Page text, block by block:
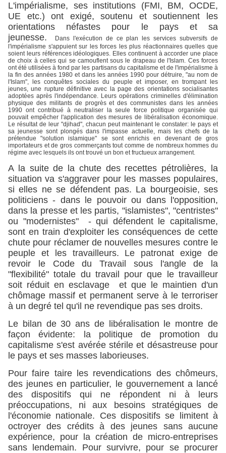
L'impérialisme, ses institutions (FMI, BM, OCDE,
UE etc.) ont exigé, soutenu et soutiennent les
orientations néfastes pour le pays et sa
jeunesse.
Dans l'exécution de ce plan les services subversifs de
l'impérialisme s'appuient sur les forces les plus réactionnaires quelles que
soient leurs références idéologiques. Elles continuent à accorder une place
de choix à celles qui se camouflent sous le drapeau de l'Islam. Ces forces
ont été utilisées à fond par les partisans du capitalisme et de l'impérialisme à
la fin des années 1980 et dans les années 1990 pour détruire, "au nom de
l'Islam", les conquêtes sociales du peuple et imposer, en trompant les
jeunes, une rupture définitive avec la page des orientations socialisantes
adoptées après l'indépendance. Leurs opérations criminelles d'élimination
physique des militants de progrès et des communistes dans les années
1990 ont contribué à neutraliser la seule force politique organisée qui
pouvait empêcher l'application des mesures de libéralisation économique.
Le résultat de leur "djihad", chacun peut maintenant le constater: le pays et
sa jeunesse sont plongés dans l'impasse actuelle, mais les chefs de la
prétendue "solution islamique" se sont enrichis en devenant de gros
importateurs et de gros commerçants tout comme de nombreux hommes du
régime avec lesquels ils ont trouvé un bon et fructueux arrangement.
A la suite de la chute des recettes pétrolières, la
situation va s'aggraver pour les masses populaires,
si elles ne se défendent pas. La bourgeoisie, ses
politiciens - dans le pouvoir ou dans l'opposition,
dans la presse et les partis, "islamistes", "centristes"
ou "modernistes" - qui défendent le capitalisme,
sont en train d'exploiter les conséquences de cette
chute pour réclamer de nouvelles mesures contre le
peuple et les travailleurs. Le patronat exige de
revoir le Code du Travail sous l'angle de la
"flexibilité" totale du travail pour que le travailleur
soit réduit en esclavage et que le maintien d'un
chômage massif et permanent serve à le terroriser
à un degré tel qu'il ne revendique pas ses droits.
Le bilan de 30 ans de libéralisation le montre de
façon évidente: la politique de promotion du
capitalisme s'est avérée stérile et désastreuse pour
le pays et ses masses laborieuses.
Pour faire taire les revendications des chômeurs,
des jeunes en particulier, le gouvernement a lancé
des dispositifs qui ne répondent ni à leurs
préoccupations, ni aux besoins stratégiques de
l'économie nationale. Ces dispositifs se limitent à
octroyer des crédits à des jeunes sans aucune
expérience, pour la création de micro-entreprises
sans lendemain. Pour survivre, pour se procurer